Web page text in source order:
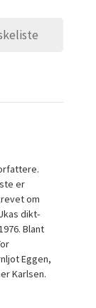
er
om
dikt-
Blant
Eggen,
Karlsen.